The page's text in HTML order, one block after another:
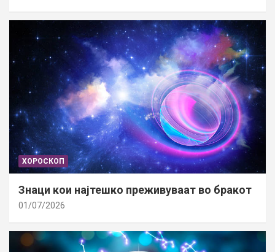
ХОРОСКОП
Знаци кои најтешко преживуваат во бракот
01/07/2026